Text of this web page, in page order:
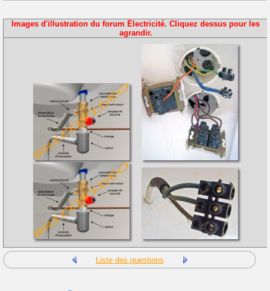
Images d'illustration du forum Électricité. Cliquez dessus pour les
agrandir.
Liste des questions